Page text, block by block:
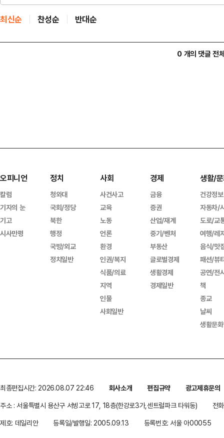
최신순 찬성순 반대순
0 개의 댓글 전
오피니언
칼럼
기자의 눈
기고
시사만평
정치
청와대
국회/정당
북한
행정
국방/외교
정치일반
사회
사건사고
교육
노동
언론
환경
인권/복지
식품/의료
지역
인물
사회일반
경제
금융
증권
산업/재계
중기/벤처
부동산
글로벌경제
생활경제
경제일반
생활/
건강정보
자동차/
도로/교
여행/레
음식/맛
패션/뷰
공연/전
책
종교
날씨
생활문
최종편집시간: 2026.08.07 22:46 회사소개 편집규약
광고제휴문의
주소 : 서울특별시 용산구 서빙고로 17, 18층(한강로3가,센트럴파크 타워동)
전
제호: 데일리안
등록일/발행일: 2005.09.13 등록번호: 서울 아00055